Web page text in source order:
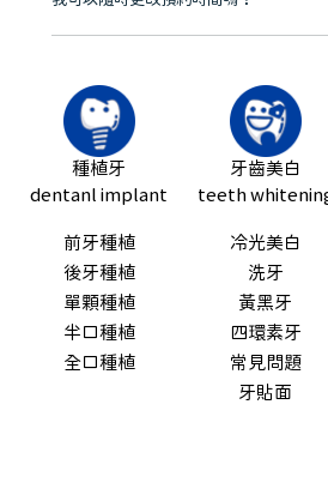
可以，請盡早通過wechat或whatsapp聯絡
種植牙
dentanl implant
前牙種植
後牙種植
單顆種植
半口種植
全口種植
牙齒美白
teeth
冷光美白
洗牙
黃黑牙
四環素牙
常見問題
牙貼面